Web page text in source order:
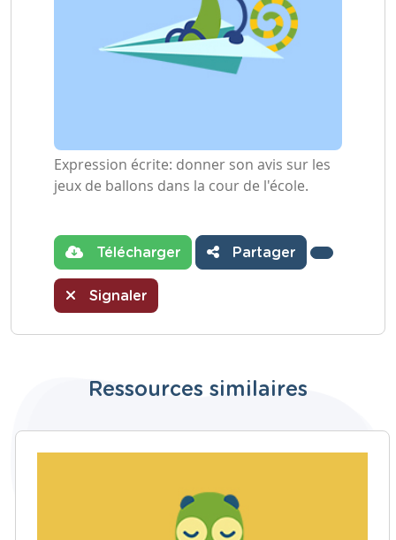
Expression écrite: donner son avis sur les
jeux de ballons dans la cour de l'école.
Télécharger Partager
Signaler
Ressources similaires